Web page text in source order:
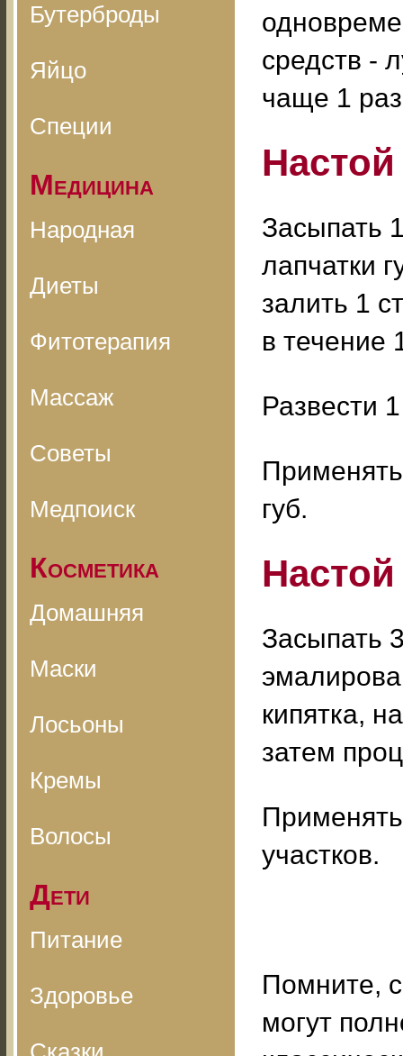
Бутерброды
Яйцо
Специи
Медицина
Народная
Диеты
Фитотерапия
Массаж
Советы
Медпоиск
Косметика
Домашняя
Маски
Лосьоны
Кремы
Волосы
Дети
Питание
Здоровье
средств -
чаще 1
Засыпать
лапчатки
залить 1
в течение
Развести
губ.
Засыпать
кипятка,
затем
участков.
Помните,
могут